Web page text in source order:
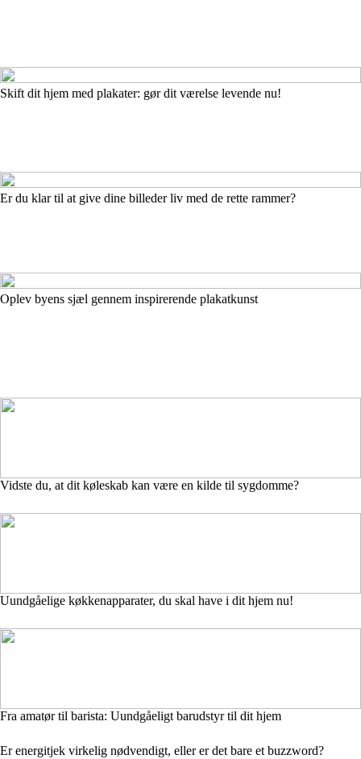
Skift dit hjem med plakater: gør dit værelse levende nu!
Er du klar til at give dine billeder liv med de rette rammer?
Oplev byens sjæl gennem inspirerende plakatkunst
Vidste du, at dit køleskab kan være en kilde til sygdomme?
Uundgåelige køkkenapparater, du skal have i dit hjem nu!
Fra amatør til barista: Uundgåeligt barudstyr til dit hjem
Er energitjek virkelig nødvendigt, eller er det bare et buzzword?